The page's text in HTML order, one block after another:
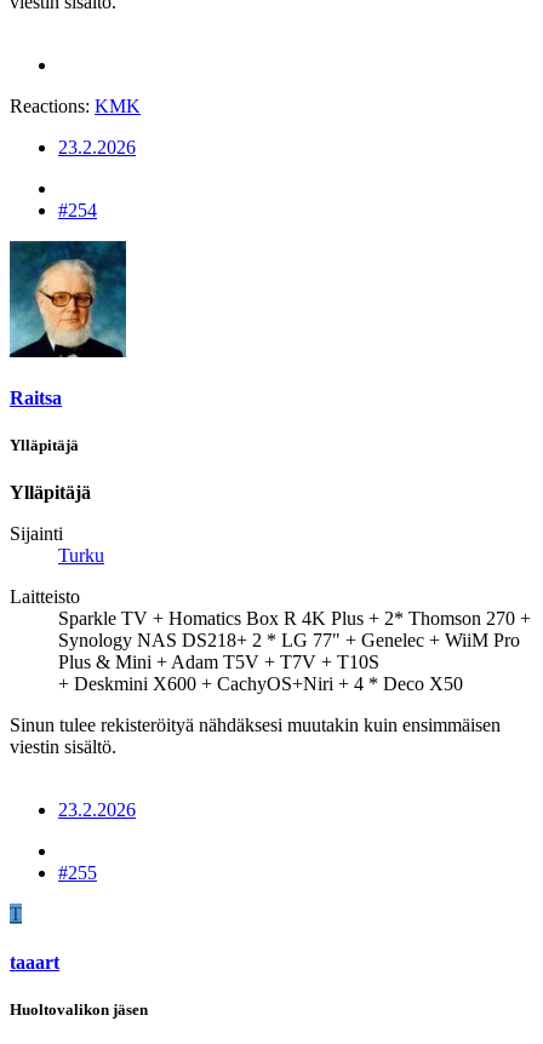
Reactions: KMK
23.2.2026
#254
Raitsa
Ylläpitäjä
Ylläpitäjä
Sijainti
Turku
Laitteisto
Sparkle TV + Homatics Box R 4K Plus + 2* Thomson 270 +
Synology NAS DS218+ 2 * LG 77" + Genelec + WiiM Pro
Plus & Mini + Adam T5V + T7V + T10S
+ Deskmini X600 + CachyOS+Niri + 4 * Deco X50
Sinun tulee rekisteröityä nähdäksesi muutakin kuin ensimmäisen
viestin sisältö.
23.2.2026
#255
T
taaart
Huoltovalikon jäsen